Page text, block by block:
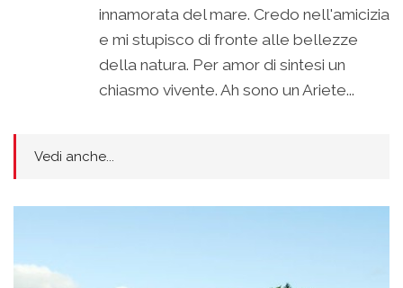
innamorata del mare. Credo nell'amicizia
e mi stupisco di fronte alle bellezze
della natura. Per amor di sintesi un
chiasmo vivente. Ah sono un Ariete...
Vedi anche...